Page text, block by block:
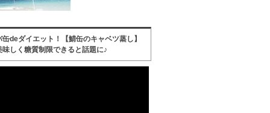
缶deダイエット！【鯖缶のキャベツ蒸し】
味しく糖質制限できると話題に♪